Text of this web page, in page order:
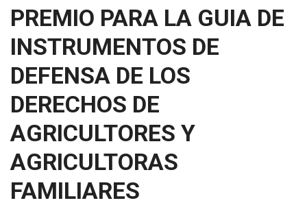
PREMIO PARA LA GUIA DE
INSTRUMENTOS DE
DEFENSA DE LOS
DERECHOS DE
AGRICULTORES Y
AGRICULTORAS
FAMILIARES